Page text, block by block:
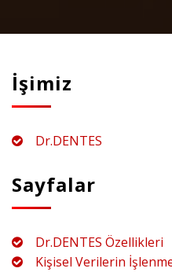
İşimiz
Dr.DENTES
Sayfalar
Dr.DENTES Özellikleri
Kişisel Verilerin